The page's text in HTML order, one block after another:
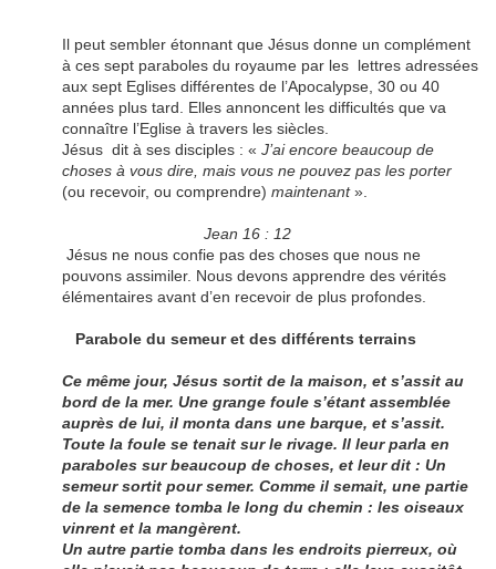
Il peut sembler étonnant que Jésus donne un complément
à ces sept paraboles du royaume par les lettres adressées
aux sept Eglises différentes de l’Apocalypse, 30 ou 40
années plus tard. Elles annoncent les difficultés que va
connaître l’Eglise à travers les siècles.
Jésus dit à ses disciples : « J’ai encore beaucoup de
choses à vous dire, mais vous ne pouvez pas les porter
(ou recevoir, ou comprendre) maintenant».
Jean 16 : 12
Jésus ne nous confie pas des choses que nous ne
pouvons assimiler. Nous devons apprendre des vérités
élémentaires avant d’en recevoir de plus profondes.
Parabole du semeur et des différents terrains
Ce même jour, Jésus sortit de la maison, et s’assit au
bord de la mer. Une grange foule s’étant assemblée
auprès de lui, il monta dans une barque, et s’assit.
Toute la foule se tenait sur le rivage. Il leur parla en
paraboles sur beaucoup de choses, et leur dit : Un
semeur sortit pour semer. Comme il semait, une partie
de la semence tomba le long du chemin : les oiseaux
vinrent et la mangèrent.
Un autre partie tomba dans les endroits pierreux, où